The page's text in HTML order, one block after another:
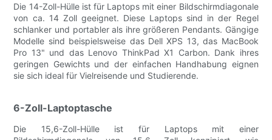
Die 14-Zoll-Hülle ist für Laptops mit einer Bildschirmdiagonale
von ca. 14 Zoll geeignet. Diese Laptops sind in der Regel
schlanker und portabler als ihre größeren Pendants. Gängige
Modelle sind beispielsweise das Dell XPS 13, das MacBook
Pro 13" und das Lenovo ThinkPad X1 Carbon. Dank ihres
geringen Gewichts und der einfachen Handhabung eignen
sie sich ideal für Vielreisende und Studierende.
6-Zoll-Laptoptasche
Die 15,6-Zoll-Hülle ist für Laptops mit einer